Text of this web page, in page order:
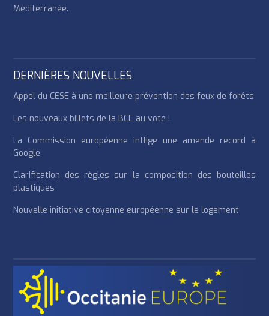
Méditerranée.
DERNIÈRES NOUVELLES
Appel du CESE à une meilleure prévention des feux de forêts
Les nouveaux billets de la BCE au vote !
La Commission européenne inflige une amende record à
Google
Clarification des règles sur la composition des bouteilles
plastiques
Nouvelle initiative citoyenne européenne sur le logement